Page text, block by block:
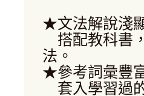
★文法解說淺
搭配教科書
法。
★參考詞彙豐
套入學習過